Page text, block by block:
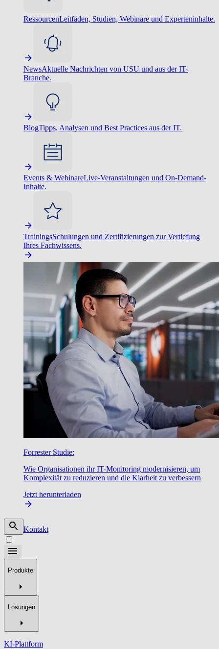
RessourcenLeitfäden, Studien, Webinare und Experteninhalte.
NewsAktuelle Nachrichten von USU und aus der IT-
Branche.
BlogTipps, Analysen und Best Practices aus der IT.
Events & WebinareLive-Veranstaltungen und On-Demand-
Inhalte.
TrainingsSchulungen und Zertifizierungen zur Vertiefung
Ihres Fachwissens.
Forrester Studie:
Wie Organisationen ihr IT-Monitoring modernisieren, um
Komplexität zu reduzieren und die Klarheit zu verbessern
Jetzt herunterladen
Kontakt
Produkte
Lösungen
KI-Plattform